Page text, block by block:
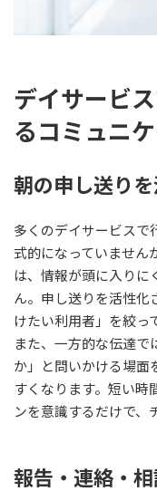
デイサービ
るコミュニ
朝の申し送り
多くのデイサービスで
式的になっていません
は、情報が頭に入りに
ん。申し送りを活性化
けたい利用者」を絞っ
また、一方的な伝達
か」と問いかける場面
すくなります。短い時
ンを意識するだけで、
報告・連絡・